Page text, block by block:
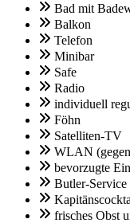
Bad mit
Balkon
Telefon
Minibar
Safe
Radio
individuell
Föhn
Satelliten-TV
WLAN
bevorzugte
Butler-Service
frisches Obst